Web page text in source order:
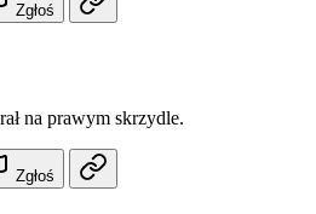
Zgłoś
na prawym skrzydle.
Zgłoś